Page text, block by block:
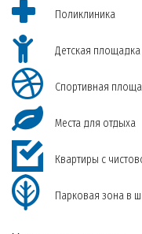
Поликлиника
Детская площадка
Спортивная
Места для отдыха
Квартиры с
Парковая зона в